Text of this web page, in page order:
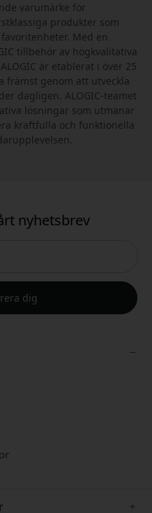
varumärke för
produkter som
Med en
tillbehör av högkvalitativa
är etablerat i över 25
främst genom att utveckla
dagligen. ALOGIC-teamet
lösningar som utmanar
kraftfulla och funktionella
nyhetsbrev
dig